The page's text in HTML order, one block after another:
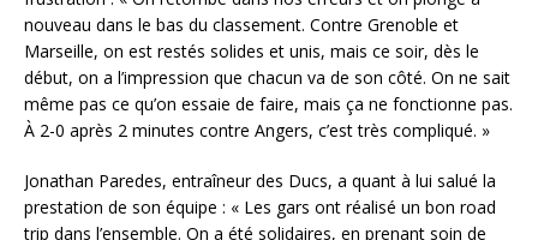
nouveau dans le bas du classement. Contre Grenoble et
Marseille, on est restés solides et unis, mais ce soir, dès le
début, on a l’impression que chacun va de son côté. On ne sait
même pas ce qu’on essaie de faire, mais ça ne fonctionne pas.
À 2-0 après 2 minutes contre Angers, c’est très compliqué. »
Jonathan Paredes, entraîneur des Ducs, a quant à lui salué la
prestation de son équipe : « Les gars ont réalisé un bon road
trip dans l’ensemble. On a été solidaires, en prenant soin de